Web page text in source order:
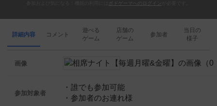
ボドゲーマへのログイン
詳細内容 コメント
遊べる
ゲーム
店舗の
ゲーム
参加者
当日の
様子
画像
参加対象者
・誰でも参加可能
・参加者のお連れ様